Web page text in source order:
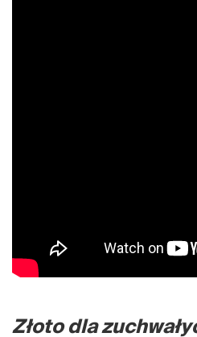
Złoto dla